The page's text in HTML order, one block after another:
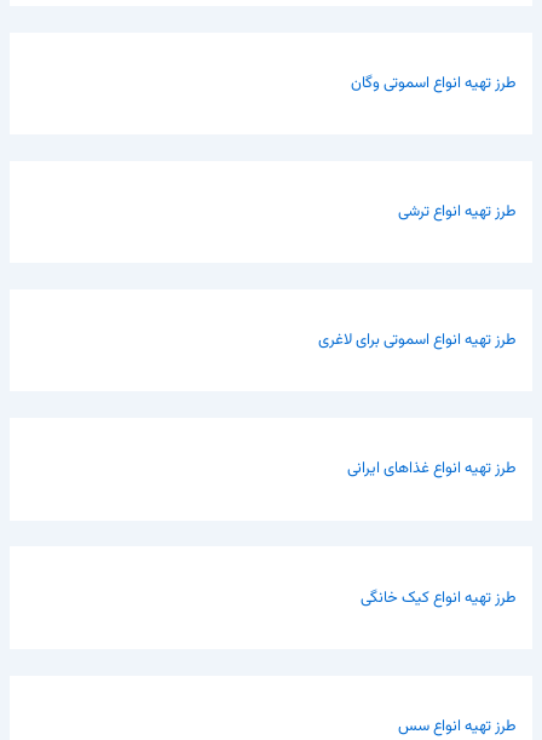
طرز تهیه انواع اسموتی وگان
طرز تهیه انواع ترشی
طرز تهیه انواع اسموتی برای لاغری
طرز تهیه انواع غذاهای ایرانی
طرز تهیه انواع کیک خانگی
طرز تهیه انواع سس